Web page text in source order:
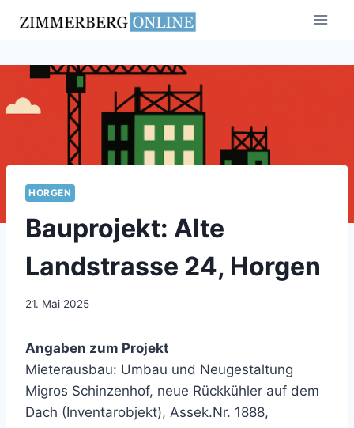
Inhalt
HORGEN
Bauprojekt: Alte
Landstrasse 24, Horgen
21. Mai 2025
Angaben zum Projekt
Mieterausbau: Umbau und Neugestaltung
Migros Schinzenhof, neue Rückkühler auf dem
Dach (Inventarobjekt), Assek.Nr. 1888,